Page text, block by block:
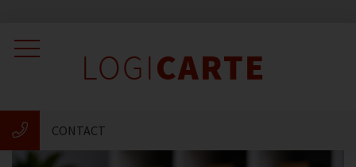
CONTACT
Catalogue
Nouveautés